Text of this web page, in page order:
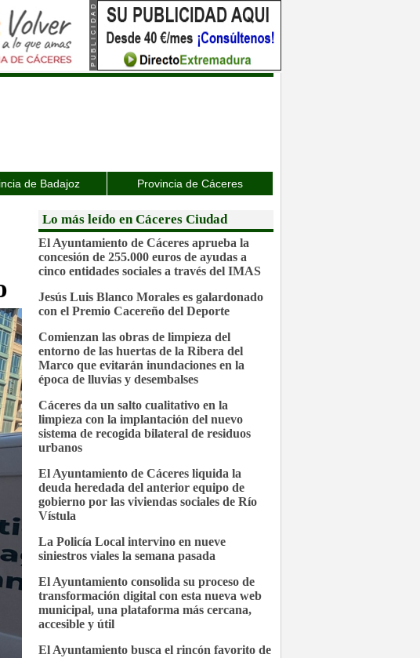
de Badajoz Provincia de Cáceres
Lo más leído en Cáceres Ciudad
El Ayuntamiento de Cáceres aprueba la
concesión de 255.000 euros de ayudas a
cinco entidades sociales a través del IMAS
Jesús Luis Blanco Morales es galardonado
con el Premio Cacereño del Deporte
Comienzan las obras de limpieza del
entorno de las huertas de la Ribera del
Marco que evitarán inundaciones en la
época de lluvias y desembalses
Cáceres da un salto cualitativo en la
limpieza con la implantación del nuevo
sistema de recogida bilateral de residuos
urbanos
El Ayuntamiento de Cáceres liquida la
deuda heredada del anterior equipo de
gobierno por las viviendas sociales de Río
Vístula
La Policía Local intervino en nueve
siniestros viales la semana pasada
El Ayuntamiento consolida su proceso de
transformación digital con esta nueva web
municipal, una plataforma más cercana,
accesible y útil
El Ayuntamiento busca el rincón favorito de